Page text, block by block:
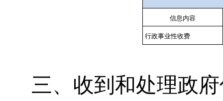
信息内容
行政事业性收费
三、收到和处理政